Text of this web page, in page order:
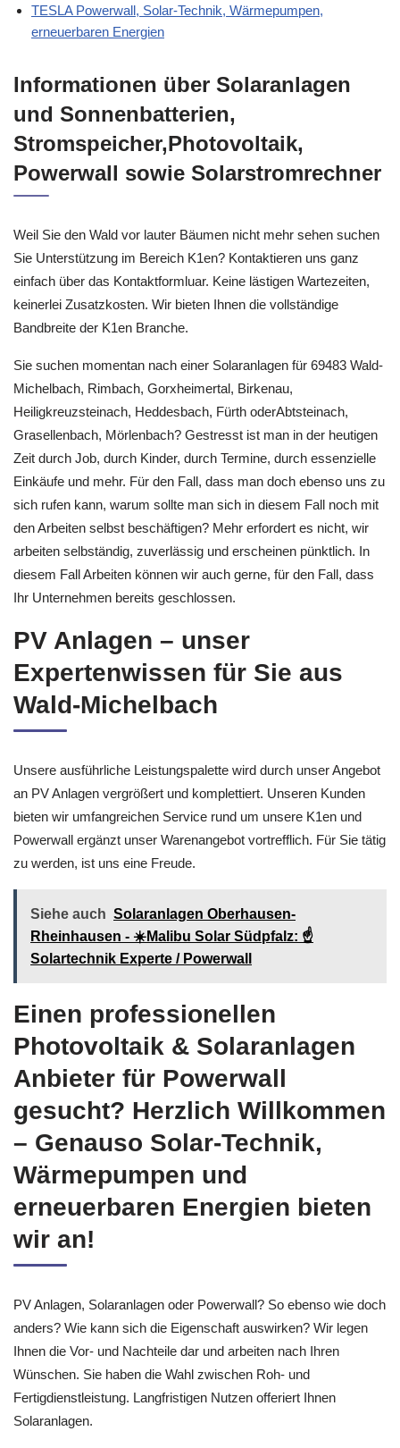
TESLA Powerwall, Solar-Technik, Wärmepumpen,
erneuerbaren Energien
Informationen über Solaranlagen
und Sonnenbatterien,
Stromspeicher,Photovoltaik,
Powerwall sowie Solarstromrechner
Weil Sie den Wald vor lauter Bäumen nicht mehr sehen suchen
Sie Unterstützung im Bereich K1en? Kontaktieren uns ganz
einfach über das Kontaktformluar. Keine lästigen Wartezeiten,
keinerlei Zusatzkosten. Wir bieten Ihnen die vollständige
Bandbreite der K1en Branche.
Sie suchen momentan nach einer Solaranlagen für 69483 Wald-
Michelbach, Rimbach, Gorxheimertal, Birkenau,
Heiligkreuzsteinach, Heddesbach, Fürth oderAbtsteinach,
Grasellenbach, Mörlenbach? Gestresst ist man in der heutigen
Zeit durch Job, durch Kinder, durch Termine, durch essenzielle
Einkäufe und mehr. Für den Fall, dass man doch ebenso uns zu
sich rufen kann, warum sollte man sich in diesem Fall noch mit
den Arbeiten selbst beschäftigen? Mehr erfordert es nicht, wir
arbeiten selbständig, zuverlässig und erscheinen pünktlich. In
diesem Fall Arbeiten können wir auch gerne, für den Fall, dass
Ihr Unternehmen bereits geschlossen.
PV Anlagen – unser
Expertenwissen für Sie aus
Wald-Michelbach
Unsere ausführliche Leistungspalette wird durch unser Angebot
an PV Anlagen vergrößert und komplettiert. Unseren Kunden
bieten wir umfangreichen Service rund um unsere K1en und
Powerwall ergänzt unser Warenangebot vortrefflich. Für Sie tätig
zu werden, ist uns eine Freude.
Siehe auch Solaranlagen Oberhausen-
Rheinhausen - ☀️Malibu Solar Südpfalz: ☝️
Solartechnik Experte / Powerwall
Einen professionellen
Photovoltaik & Solaranlagen
Anbieter für Powerwall
gesucht? Herzlich Willkommen
– Genauso Solar-Technik,
Wärmepumpen und
erneuerbaren Energien bieten
wir an!
PV Anlagen, Solaranlagen oder Powerwall? So ebenso wie doch
anders? Wie kann sich die Eigenschaft auswirken? Wir legen
Ihnen die Vor- und Nachteile dar und arbeiten nach Ihren
Wünschen. Sie haben die Wahl zwischen Roh- und
Fertigdienstleistung. Langfristigen Nutzen offeriert Ihnen
Solaranlagen.